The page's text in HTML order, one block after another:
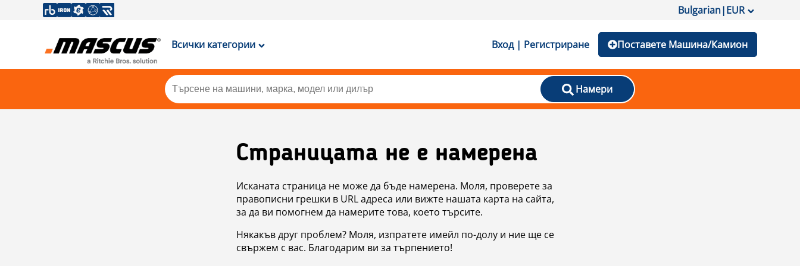
Bulgarian|EUR
Всички категории Вход | Регистриране Поставете Машина/Камион
Намери
Страницата не е намерена
Исканата страница не може да бъде намерена. Моля, проверете за
правописни грешки в URL адреса или вижте нашата карта на сайта,
за да ви помогнем да намерите това, което търсите.
Някакъв друг проблем? Моля, изпратете имейл по-долу и ние ще се
свържем с вас. Благодарим ви за търпението!